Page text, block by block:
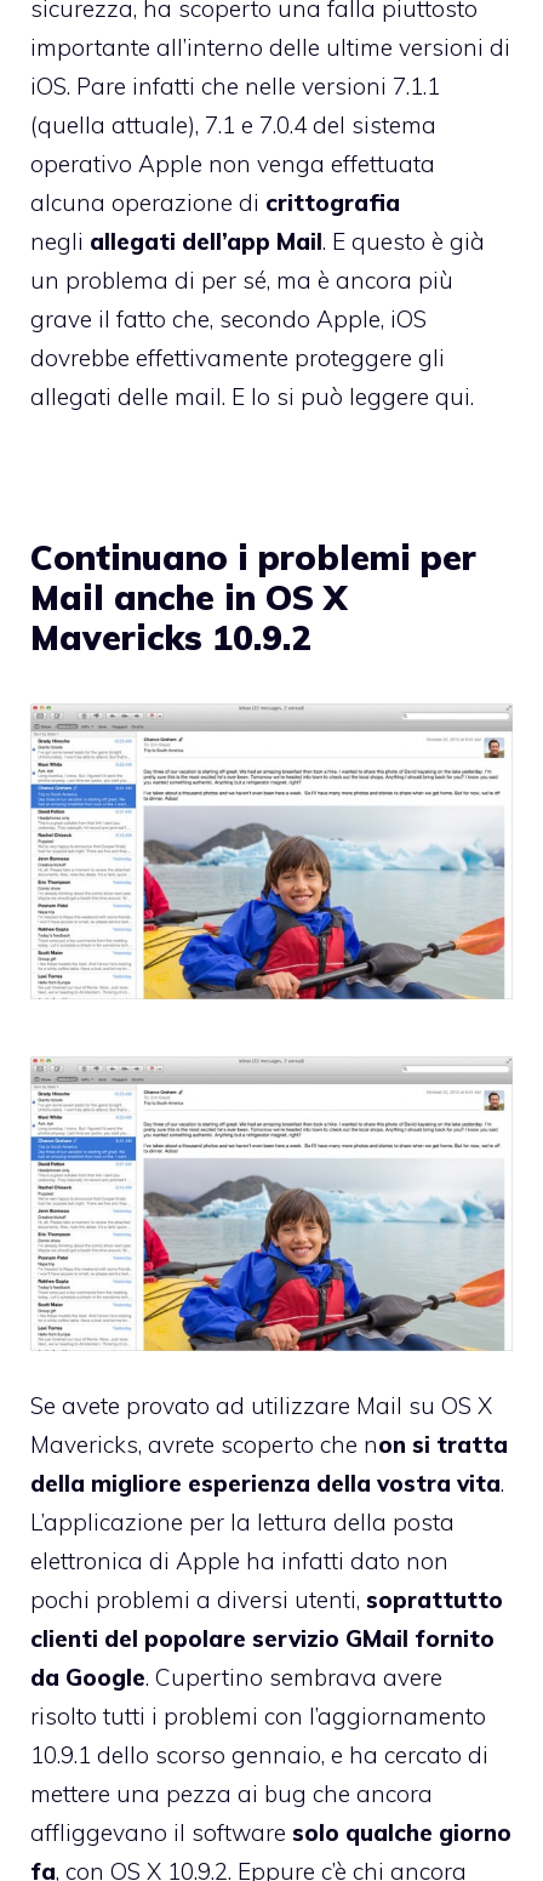
sicurezza, ha scoperto una falla piuttosto
importante all’interno delle ultime versioni di
iOS. Pare infatti che nelle versioni 7.1.1
(quella attuale), 7.1 e 7.0.4 del sistema
operativo Apple non venga effettuata
alcuna operazione di crittografia
negli allegati dell’app Mail. E questo è già
un problema di per sé, ma è ancora più
grave il fatto che, secondo Apple, iOS
dovrebbe effettivamente proteggere gli
allegati delle mail. E lo si può leggere qui.
Continuano i problemi per
Mail anche in OS X
Mavericks 10.9.2
Se avete provato ad utilizzare Mail su OS X
Mavericks, avrete scoperto che non si tratta
della migliore esperienza della vostra vita.
L’applicazione per la lettura della posta
elettronica di Apple ha infatti dato non
pochi problemi a diversi utenti, soprattutto
clienti del popolare servizio GMail fornito
da Google. Cupertino sembrava avere
risolto tutti i problemi con l’aggiornamento
10.9.1 dello scorso gennaio, e ha cercato di
mettere una pezza ai bug che ancora
affliggevano il software solo qualche giorno
fa, con OS X 10.9.2. Eppure c’è chi ancora